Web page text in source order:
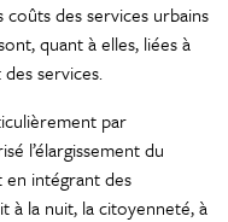
des services urbains
quant à elles, liées à
services.
par
l’élargissement du
intégrant des
à la nuit, la citoyenneté, à